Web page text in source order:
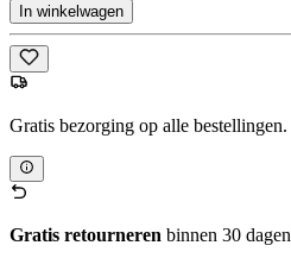
In winkelwagen
Gratis bezorging op alle bestellingen.
Gratis retourneren binnen 30